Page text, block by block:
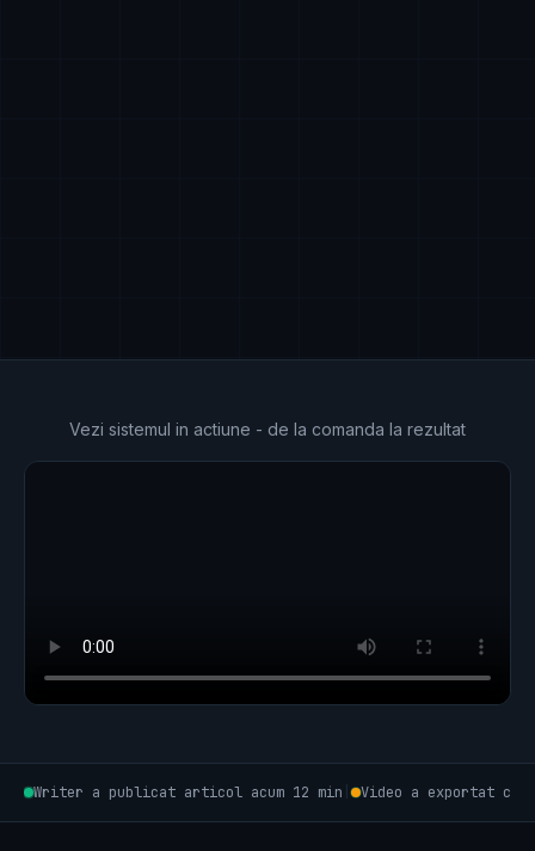
Vezi sistemul in actiune - de la comanda la rezultat
Writer a publicat articol acum 12 min | Video a exportat clip